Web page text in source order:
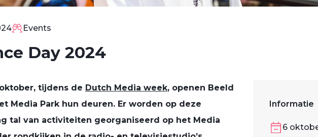
Events
Day 2024
Informatie
6
tijdens de Dutch Media week, openen Beeld
Media Park hun deuren. Er worden op deze
tal van activiteiten georganiseerd op het Media